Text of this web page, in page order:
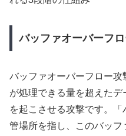
バッファオーバーフロ
バッファオーバーフロー
が処理できる量を超えた
を起こさせる攻撃です。
管場所を指し、このバッ